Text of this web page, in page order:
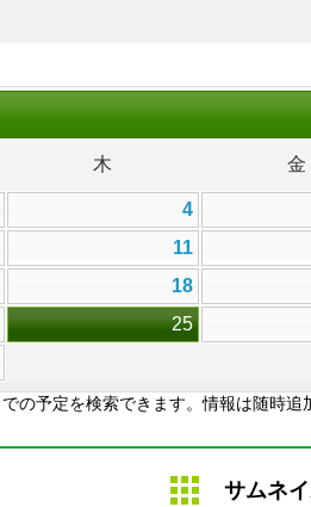
木 金
4
11
18
25
の予定を検索できます。情報は随時
サムネ